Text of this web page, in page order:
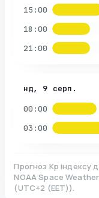
15:00
18:00
21:00
нд, 9 серп.
00:00
03:00
Прогноз Kp індексу
NOAA Space
(UTC+2 (EET)).